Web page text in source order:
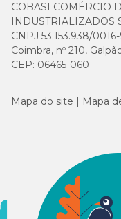
COBASI COMÉRCIO
INDUSTRIALIZADOS
CNPJ 53.153.938/
Coimbra, nº 210,
CEP: 06465-060
Mapa do site Mapa